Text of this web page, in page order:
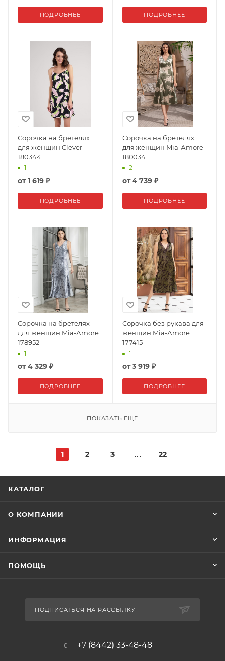
ПОДРОБНЕЕ ПОДРОБНЕЕ
Сорочка на бретелях
для женщин Clever
180344
1
от1 619 ₽
ПОДРОБНЕЕ
Сорочка на бретелях
для женщин Mia-Аmore
180034
2
от4 739 ₽
ПОДРОБНЕЕ
Сорочка на бретелях
для женщин Mia-Аmore
178952
1
от4 329 ₽
ПОДРОБНЕЕ
Сорочка без рукава для
женщин Mia-Аmore
177415
1
от3 919 ₽
ПОДРОБНЕЕ
ПОКАЗАТЬ ЕЩЕ
1 2 3 22
КАТАЛОГ
О КОМПАНИИ
ИНФОРМАЦИЯ
ПОМОЩЬ
ПОДПИСАТЬСЯ НА РАССЫЛКУ
+7 (8442) 33-48-48